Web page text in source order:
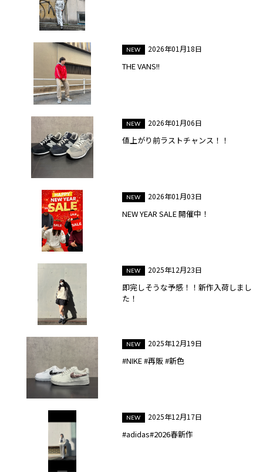
2026年01月18日
THE VANS!!
2026年01月06日
値上がり前ラストチャンス！！
2026年01月03日
NEW YEAR SALE 開催中！
2025年12月23日
即完しそうな予感！！新作入荷しまし
た！
2025年12月19日
#NIKE #再販 #新色
2025年12月17日
#adidas#2026春新作